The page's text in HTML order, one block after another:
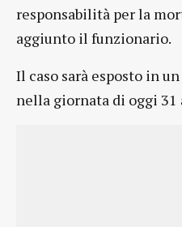
responsabilità per la
aggiunto il funzionario.
Il caso sarà esposto in
nella giornata di oggi 31